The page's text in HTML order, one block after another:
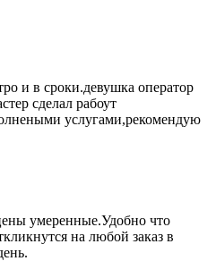
и в сроки.девушка оператор
сделал рабоут
услугами,рекомендую
умеренные.Удобно что
на любой заказ в